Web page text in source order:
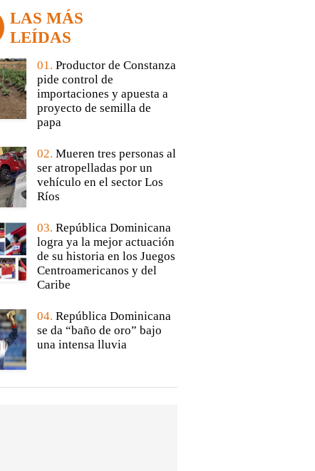
LAS MÁS
LEÍDAS
01. Productor de Constanza
pide control de
importaciones y apuesta a
proyecto de semilla de
papa
02. Mueren tres personas al
ser atropelladas por un
vehículo en el sector Los
Ríos
03. República Dominicana
logra ya la mejor actuación
de su historia en los Juegos
Centroamericanos y del
Caribe
04. República Dominicana
se da “baño de oro” bajo
una intensa lluvia